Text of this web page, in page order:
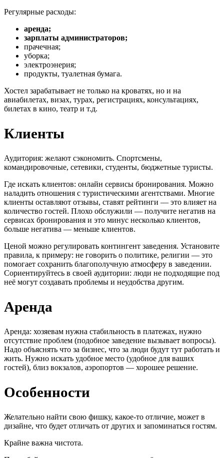
Регулярные расходы:
аренда;
зарплаты администраторов;
прачечная;
уборка;
электроэнерия;
продукты, туалетная бумага.
Хостел зарабатывает не только на кроватях, но и на
авиабилетах, визах, турах, регистрациях, консультациях,
билетах в кино, театр и т.д.
Клиенты
Аудитория: желают сэкономить. Спортсмены,
командировочные, сетевики, студенты, бюджетные туристы.
Где искать клиентов: онлайн сервисы бронирования. Можно
наладить отношения с туристическими агентствами. Многие
клиенты оставляют отзывы, ставят рейтинги — это влияет на
количество гостей. Плохо обслужили — получите негатив на
сервисах бронирования и это минус несколько клиентов,
больше негатива — меньше клиентов.
Ценой можно регулировать контингент заведения. Установите
правила, к примеру: не говорить о политике, религии — это
помогает сохранить благополучную атмосферу в заведении.
Сориентируйтесь в своей аудитории: люди не подходящие под
неё могут создавать проблемы и неудобства другим.
Аренда
Аренда: хозяевам нужна стабильность в платежах, нужно
отсутствие проблем (подобное заведение вызывает вопросы).
Надо объяснять что за бизнес, что за люди будут тут работать и
жить. Нужно искать удобное место (удобное для ваших
гостей), близ вокзалов, аэропортов — хорошее решение.
Особенности
Желательно найти свою фишку, какое-то отличие, может в
дизайне, что будет отличать от других и запоминаться гостям.
Крайне важна чистота.